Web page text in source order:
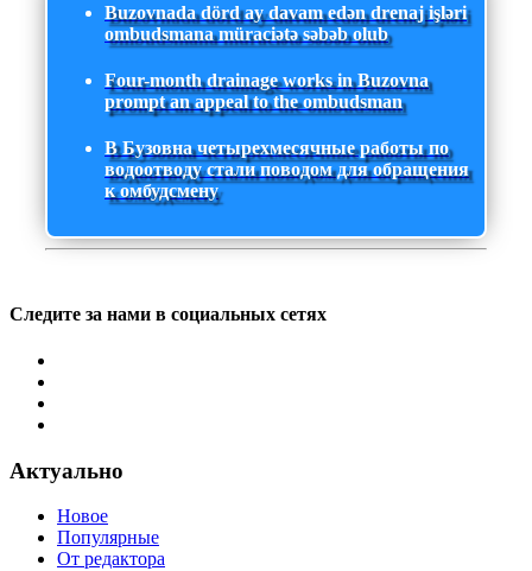
Buzovnada dörd ay davam edən drenaj işləri
ombudsmana müraciətə səbəb olub
Four-month drainage works in Buzovna
prompt an appeal to the ombudsman
В Бузовна четырехмесячные работы по
водоотводу стали поводом для обращения
к омбудсмену
Следите за нами в социальных сетях
Актуально
Новое
Популярные
От редактора